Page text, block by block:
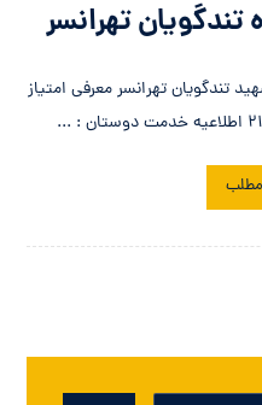
تهرانسر
تندگویان تهرانسر معرفی امتیاز
مطلب